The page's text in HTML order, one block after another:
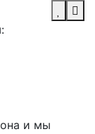
и мы